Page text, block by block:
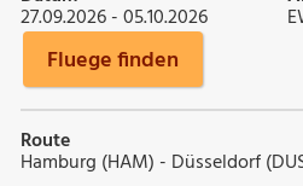
27.09.2026 - 05.10.2026
Fluege finden
Route
Hamburg (HAM) - Düsseldorf